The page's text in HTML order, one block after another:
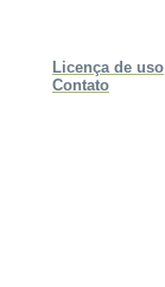
Licença de uso
Contato